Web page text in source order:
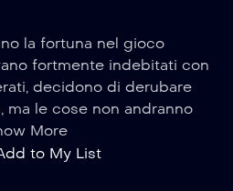
la fortuna nel gioco
fortmente indebitati con
decidono di derubare
ma le cose non andranno
More
to My List